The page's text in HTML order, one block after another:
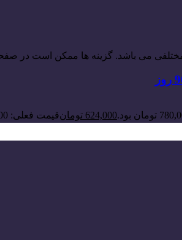
مختلفی می باشد. گزینه ها ممکن است در
624,000 تومانقیمت فعلی: 624,000 تومان.